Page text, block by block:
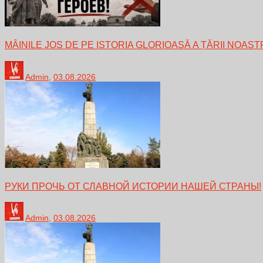
MÂINILE JOS DE PE ISTORIA GLORIOASĂ A ȚĂRII
Admin 03.08.2026
РУКИ ПРОЧЬ ОТ СЛАВНОЙ ИСТОРИИ НАШЕЙ СТРАНЫ!
Admin, 03.08.2026